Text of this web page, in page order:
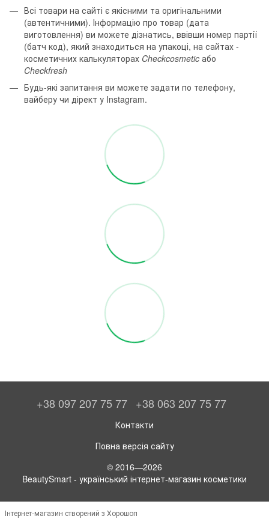
Всі товари на сайті є якісними та оригінальними
(автентичними). Інформацію про товар (дата
виготовлення) ви можете дізнатись, ввівши номер партії
(батч код), який знаходиться на упакоці, на сайтах -
косметичних калькуляторах Checkcosmetic або
Checkfresh
Будь-які запитання ви можете задати по телефону,
вайберу чи дірект у Instagram.
+38 097 207 75 77 +38 063 207 75 77
Контакти
Повна версія сайту
© 2016—2026
BeautySmart - український інтернет-магазин косметики
Інтернет-магазин створений з Хорошоп